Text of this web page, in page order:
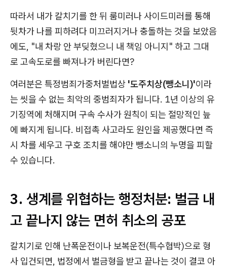
따라서 내가 칼치기를 한 뒤 룸미러나 사이드미러를 통해
뒷차가 나를 피하려다 미끄러지거나 충돌하는 것을 보았음
에도, "내 차랑 안 부딪혔으니 내 책임 아니지" 하고 그대
로 고속도로를 빠져나가 버린다면?
여러분은 특정범죄가중처벌법상 '도주치상(뺑소니)'이라
는 씻을 수 없는 최악의 중범죄자가 됩니다. 1년 이상의 유
기징역에 처해지며 구속 수사가 원칙이 되는 절망적인 늪
에 빠지게 됩니다. 비접촉 사고라도 원인을 제공했다면 즉
시 차를 세우고 구호 조치를 해야만 뺑소니의 누명을 피할
수 있습니다.
3. 생계를 위협하는 행정처분: 벌금 내
고 끝나지 않는 면허 취소의 공포
칼치기로 인해 난폭운전이나 보복운전(특수협박)으로 형
사 입건되면, 법정에서 벌금형을 받고 끝나는 것이 결코 아